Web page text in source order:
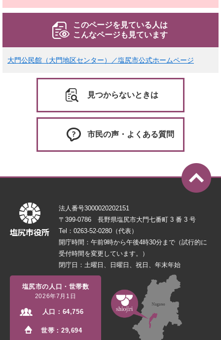
このページを見ている人は
こんなページも見ています
大門公民館（大門地区センター）／塩尻市公式ホームページ
見つからないときは
市民の声・よくある質問
法人番号3000020202151
〒399-0786 長野県塩尻市大門七番町 3 番 3 号
Tel：0263-52-0280（代表）
開庁時間：午前9時から午後4時30分まで（試行的に
受付時間を変更しています。）
閉庁日：土曜日、日曜日、祝日、年末年始
塩尻市の人口・世帯数
2026年7月1日
人口： 64,756
世帯：29,694